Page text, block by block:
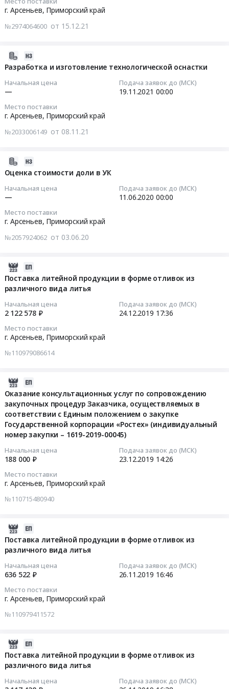
г. Арсеньев, Приморский край
№2974064600 от 15.12.21
Разработка и изготовление технологической оснастки
Начальная цена
—
Подача заявок до (МСК)
19.11.2021 00:00
Место поставки
г. Арсеньев, Приморский край
№2033006149 от 08.11.21
Оценка стоимости доли в УК
Начальная цена
—
Подача заявок до (МСК)
11.06.2020 00:00
Место поставки
г. Арсеньев, Приморский край
№2057924062 от 03.06.20
Поставка литейной продукции в форме отливок из
различного вида литья
Начальная цена
2 122 578 ₽
Подача заявок до (МСК)
24.12.2019 17:36
Место поставки
г. Арсеньев, Приморский край
№110979086614
Оказание консультационных услуг по сопровождению
закупочных процедур Заказчика, осуществляемых в
соответствии с Единым положением о закупке
Государственной корпорации «Ростех» (индивидуальный
номер закупки – 1619-2019-00045)
Начальная цена
188 000 ₽
Подача заявок до (МСК)
23.12.2019 14:26
Место поставки
г. Арсеньев, Приморский край
№110715480940
Поставка литейной продукции в форме отливок из
различного вида литья
Начальная цена
636 522 ₽
Подача заявок до (МСК)
26.11.2019 16:46
Место поставки
г. Арсеньев, Приморский край
№110979411572
Поставка литейной продукции в форме отливок из
различного вида литья
Начальная цена Подача заявок до (МСК)